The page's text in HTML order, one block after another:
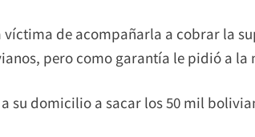
víctima de acompañarla a cobrar la
pero como garantía le pidió a
su domicilio a sacar los 50 mil